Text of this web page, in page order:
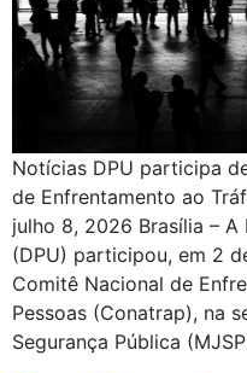
Notícias DPU participa
de Enfrentamento ao
julho 8, 2026 Brasília –
(DPU) participou, em 2
Comitê Nacional de
Pessoas (Conatrap), na
Segurança Pública